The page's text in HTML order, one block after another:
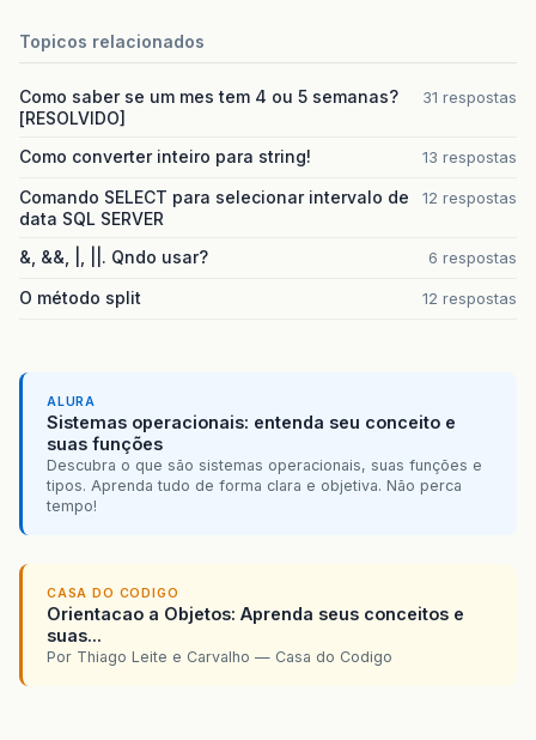
Topicos relacionados
Como saber se um mes tem 4 ou 5 semanas?
[RESOLVIDO]
31 respostas
Como converter inteiro para string! 13 respostas
Comando SELECT para selecionar intervalo de
data SQL SERVER
12 respostas
&, &&, |, ||. Qndo usar? 6 respostas
O método split 12 respostas
ALURA
Sistemas operacionais: entenda seu conceito e
suas funções
Descubra o que são sistemas operacionais, suas funções e
tipos. Aprenda tudo de forma clara e objetiva. Não perca
tempo!
CASA DO CODIGO
Orientacao a Objetos: Aprenda seus conceitos e
suas...
Por Thiago Leite e Carvalho — Casa do Codigo